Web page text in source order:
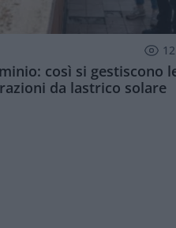
così si gestiscono
da lastrico solare